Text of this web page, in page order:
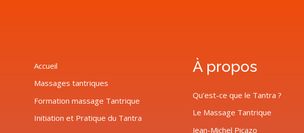
Accueil
Massages tantriques
Formation massage Tantrique
Initiation et Pratique du Tantra
À propos
Qu’est-ce que le Tantra ?
Le Massage Tantrique
Jean-Michel Picazo